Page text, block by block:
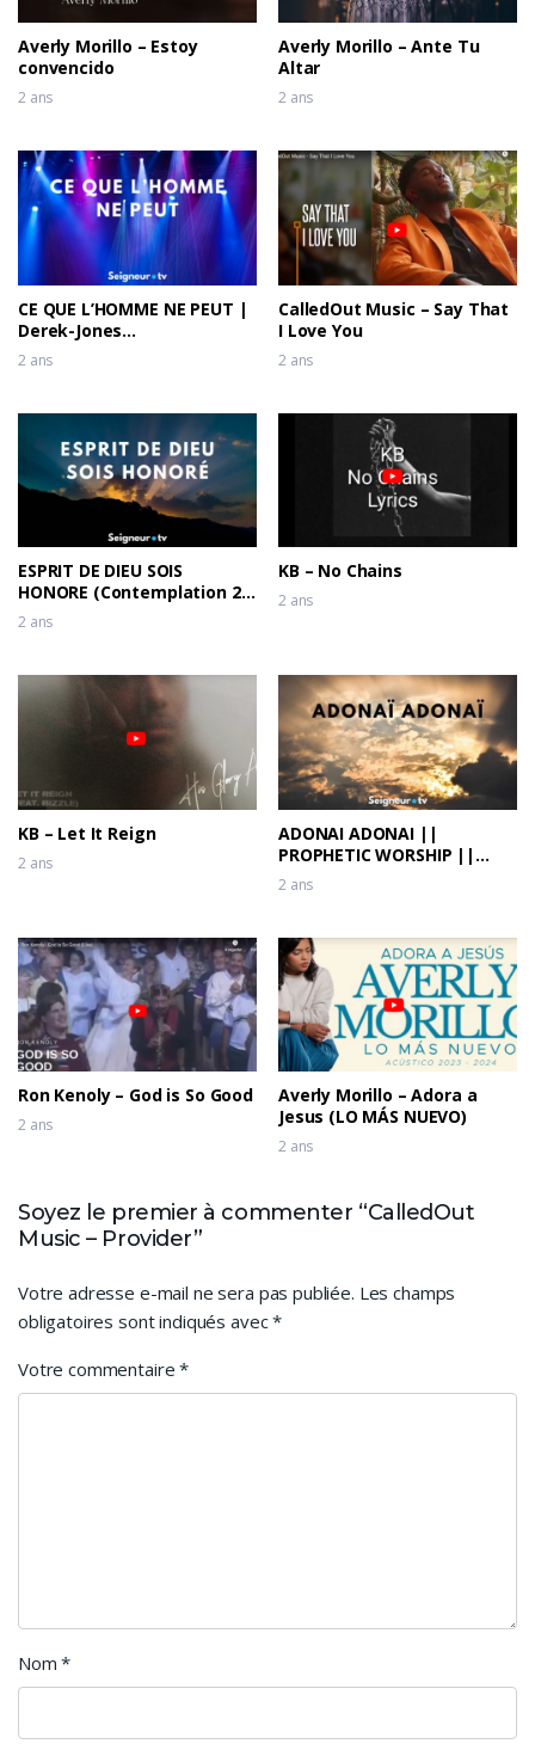
Averly Morillo – Estoy
convencido
2 ans
Averly Morillo – Ante Tu
Altar
2 ans
CE QUE L’HOMME NE PEUT |
Derek-Jones
(Contemplation 2)
2 ans
CalledOut Music – Say That
I Love You
2 ans
ESPRIT DE DIEU SOIS
HONORE (Contemplation 2)
– DEREK-JONES
2 ans
KB – No Chains
2 ans
KB – Let It Reign
2 ans
ADONAI ADONAI ||
PROPHETIC WORSHIP ||
Prophet Joel Ogebe &
Theophilus Sunday
2 ans
Ron Kenoly – God is So Good
2 ans
Averly Morillo – Adora a
Jesus (LO MÁS NUEVO)
2 ans
Soyez le premier à commenter “CalledOut
Music – Provider”
Votre adresse e-mail ne sera pas publiée. Les champs
obligatoires sont indiqués avec*
Votre commentaire*
Nom*